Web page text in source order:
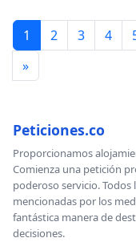
1 2 3 4
»
Peticiones.co
Proporcionamos
Comienza una petición
poderoso servicio. Todos
mencionadas por los
fantástica manera de
decisiones.